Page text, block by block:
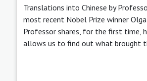
Translations into Chinese by
most recent Nobel Prize winner
Professor shares, for the first time,
allows us to find out what brought